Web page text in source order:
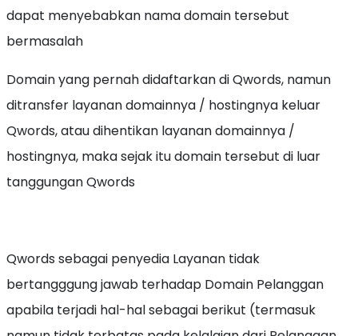
dapat menyebabkan nama domain tersebut
bermasalah
Domain yang pernah didaftarkan di Qwords, namun
ditransfer layanan domainnya / hostingnya keluar
Qwords, atau dihentikan layanan domainnya /
hostingnya, maka sejak itu domain tersebut di luar
tanggungan Qwords
Qwords sebagai penyedia Layanan tidak
bertangggung jawab terhadap Domain Pelanggan
apabila terjadi hal-hal sebagai berikut (termasuk